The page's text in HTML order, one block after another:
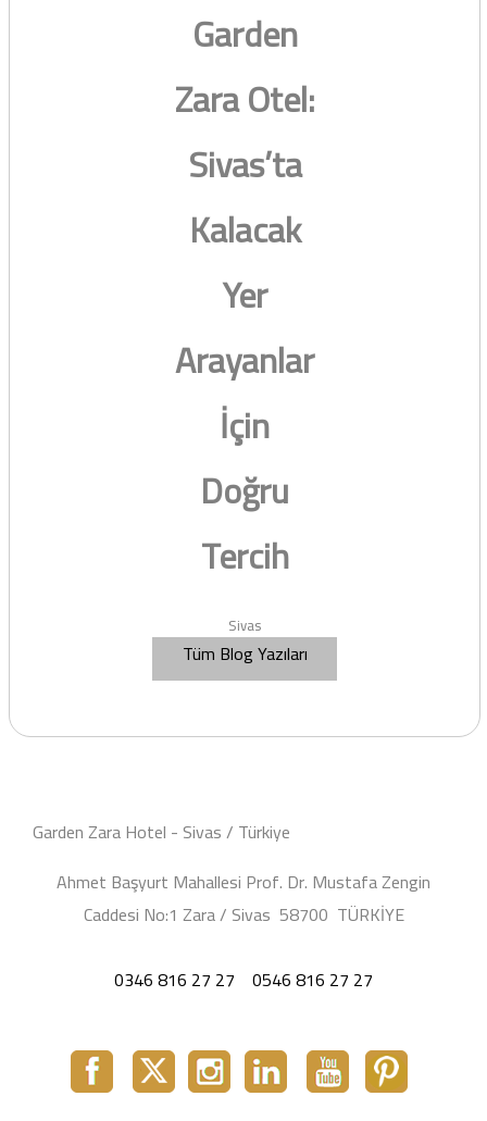
Garden
Zara Otel:
Sivas’ta
Kalacak
Yer
Arayanlar
İçin
Doğru
Tercih
Sivas
Tüm Blog Yazıları
Garden Zara Hotel - Sivas / Türkiye
Ahmet Başyurt Mahallesi Prof. Dr. Mustafa Zengin
Caddesi No:1 Zara / Sivas 58700 TÜRKİYE
0346 816 27 27 0546 816 27 27